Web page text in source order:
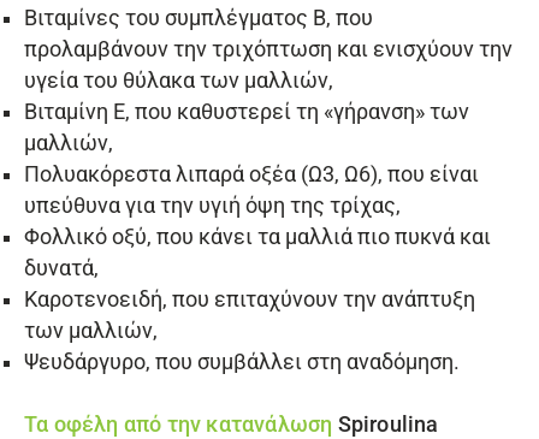
Βιταμίνες του συμπλέγματος Β, που
προλαμβάνουν την τριχόπτωση και ενισχύουν την
υγεία του θύλακα των μαλλιών,
Βιταμίνη Ε, που καθυστερεί τη «γήρανση» των
μαλλιών,
Πολυακόρεστα λιπαρά οξέα (Ω3, Ω6), που είναι
υπεύθυνα για την υγιή όψη της τρίχας,
Φολλικό οξύ, που κάνει τα μαλλιά πιο πυκνά και
δυνατά,
Καροτενοειδή, που επιταχύνουν την ανάπτυξη
των μαλλιών,
Ψευδάργυρο, που συμβάλλει στη αναδόμηση.
Τα οφέλη από την κατανάλωση Spiroulina